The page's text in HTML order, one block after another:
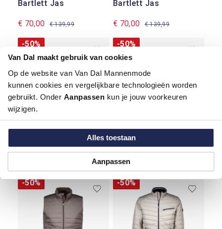
Van Dal maakt gebruik van cookies
Op de website van Van Dal Mannenmode
kunnen cookies en vergelijkbare technologieën worden
gebruikt. Onder Aanpassen kun je jouw voorkeuren
wijzigen.
Alles toestaan
Aanpassen
Bartlett Jas
€ 70,00 € 139,99
Bartlett Jas
€ 70,00 € 139,99
-50% -50%
Bartlett Jas
€ 70,00
-50% -50%